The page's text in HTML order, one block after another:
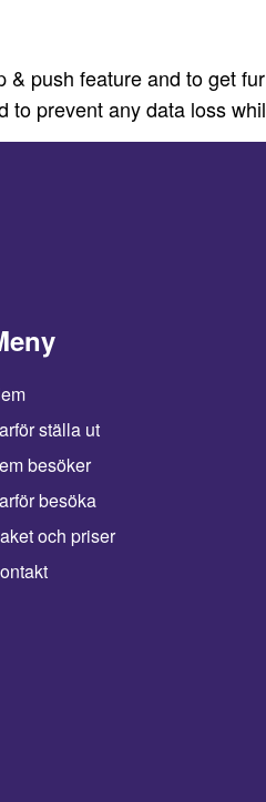
push feature and to get
prevent any data loss
ställa ut
besöker
besöka
och priser